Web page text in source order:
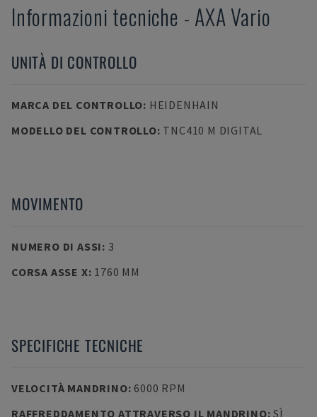
Informazioni tecniche - AXAVario
UNITÀ DI CONTROLLO
MARCA DEL CONTROLLO: HEIDENHAIN
MODELLO DEL CONTROLLO: TNC410 M DIGITAL
MOVIMENTO
NUMERO DI ASSI: 3
CORSA ASSE X: 1760 MM
SPECIFICHE TECNICHE
VELOCITÀ MANDRINO: 6000 RPM
RAFFREDDAMENTO ATTRAVERSO IL MANDRINO:SÌ